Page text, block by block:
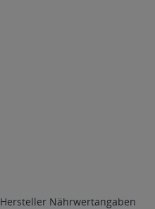
Hersteller Nährwertangaben